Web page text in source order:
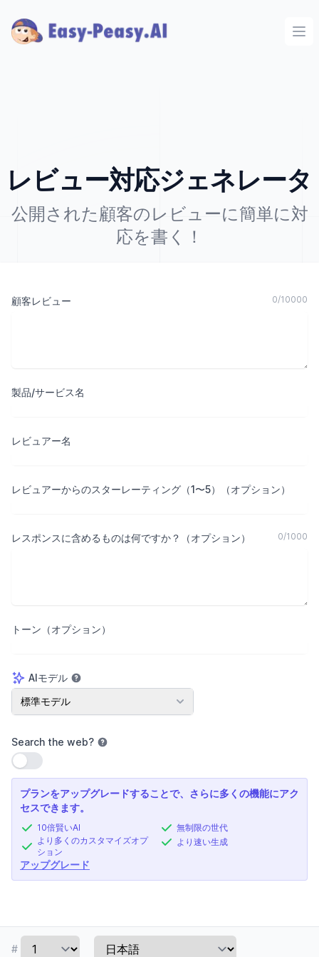
レビュー対応ジェネレータ
公開された顧客のレビューに簡単に対
応を書く！
顧客レビュー 0/10000
製品/サービス名
レビュアー名
レビュアーからのスターレーティング（1〜5）（オプション）
レスポンスに含めるものは何ですか？（オプション） 0/1000
トーン（オプション）
AIモデル
AIモデル
標準モデル
Search the web?
設定を使用
プランをアップグレードすることで、さらに多くの機能にアク
セスできます。
10倍賢いAI
より多くのカスタマイズオプ
ション
無制限の世代
より速い生成
アップグレード
#